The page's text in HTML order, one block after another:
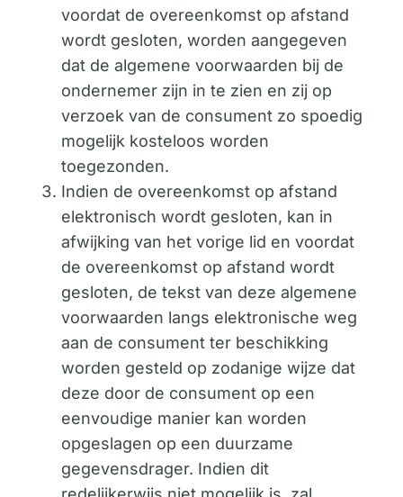
voordat de overeenkomst op afstand
wordt gesloten, worden aangegeven
dat de algemene voorwaarden bij de
ondernemer zijn in te zien en zij op
verzoek van de consument zo spoedig
mogelijk kosteloos worden
toegezonden.
Indien de overeenkomst op afstand
elektronisch wordt gesloten, kan in
afwijking van het vorige lid en voordat
de overeenkomst op afstand wordt
gesloten, de tekst van deze algemene
voorwaarden langs elektronische weg
aan de consument ter beschikking
worden gesteld op zodanige wijze dat
deze door de consument op een
eenvoudige manier kan worden
opgeslagen op een duurzame
gegevensdrager. Indien dit